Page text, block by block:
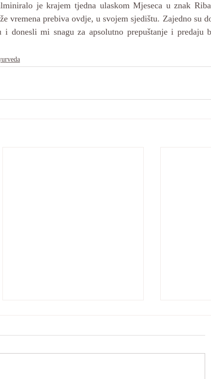
je krajem tjedna ulaskom Mjeseca u znak
vremena prebiva ovdje, u svojem sjedištu. Zajedno su
donesli mi snagu za apsolutno prepuštanje i predaju